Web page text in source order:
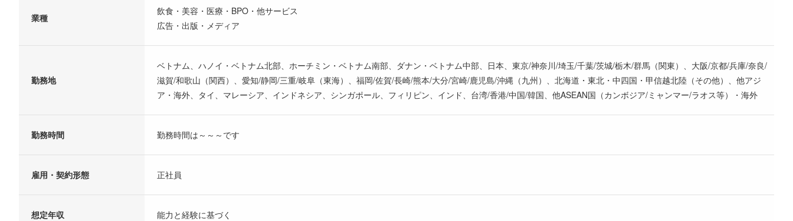
業種
飲食・美容・医療・BPO・他サービス
広告・出版・メディア
勤務地
ベトナム、ハノイ・ベトナム北部、ホーチミン・ベトナム南部、ダナン・ベトナム中部、日本、東京/神奈川/埼玉/千葉/茨城/栃木/群馬（関東）、大阪/京都/兵庫/奈良/
滋賀/和歌山（関西）、愛知/静岡/三重/岐阜（東海）、福岡/佐賀/長崎/熊本/大分/宮崎/鹿児島/沖縄（九州）、北海道・東北・中四国・甲信越北陸（その他）、他アジ
ア・海外、タイ、マレーシア、インドネシア、シンガポール、フィリピン、インド、台湾/香港/中国/韓国、他ASEAN国（カンボジア/ミャンマー/ラオス等）・海外
勤務時間 勤務時間は～～～です
雇用・契約形態 正社員
想定年収 能力と経験に基づく